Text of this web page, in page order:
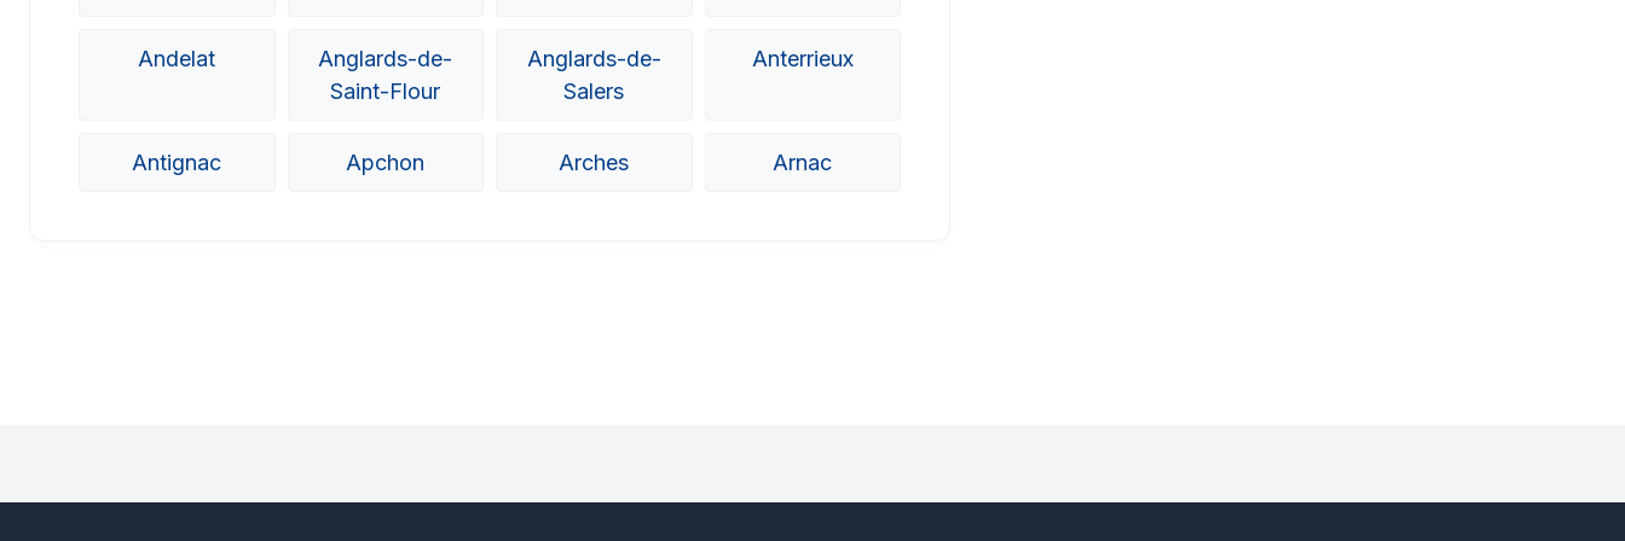
Andelat
Anglards-de-
Saint-Flour
Anglards-de-
Salers
Anterrieux
Antignac Apchon Arches Arnac